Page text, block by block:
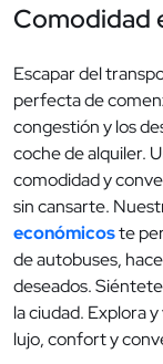
Comodidad
Escapar del
perfecta de
congestión y los
coche de alquiler.
comodidad y
sin cansarte.
económicoste
de autobuses,
deseados.
la ciudad. Explora
lujo, confort y